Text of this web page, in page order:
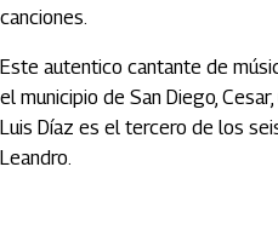
canciones.
Este autentico cantante de
el municipio de San Diego,
Luis Díaz es el tercero de los
Leandro.